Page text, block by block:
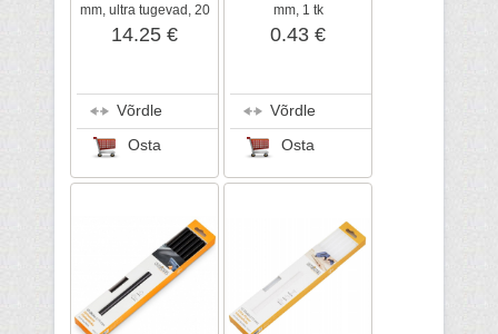
mm, ultra tugevad, 20
tk/pk
14.25 €
Võrdle
Osta
mm, 1 tk
0.43 €
Võrdle
Osta